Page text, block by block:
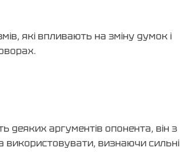
які впливають на зміну думок і
деяких аргументів опонента, він з
визнаючи сильні